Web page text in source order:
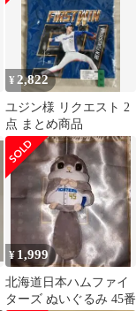
¥2,822
ユジン様 リクエスト 2
点 まとめ商品
¥ 1,999
北海道日本ハムファイ
ターズ ぬいぐるみ 45番